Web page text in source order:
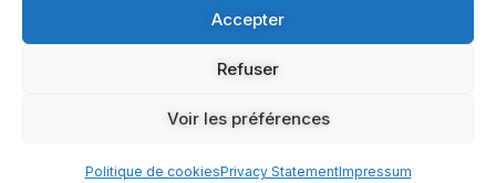
Accepter
Refuser
Voir les préférences
Politique de cookiesPrivacy StatementImpressum
Réservés
31 allée de la forêt - 33600 PESSAC